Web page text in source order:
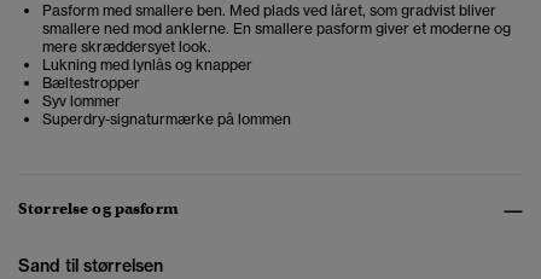
Pasform med smallere ben. Med plads ved låret, som gradvist bliver
smallere ned mod anklerne. En smallere pasform giver et moderne og
mere skræddersyet look.
Lukning med lynlås og knapper
Bæltestropper
Syv lommer
Superdry-signaturmærke på lommen
Størrelse og pasform
Sand til størrelsen